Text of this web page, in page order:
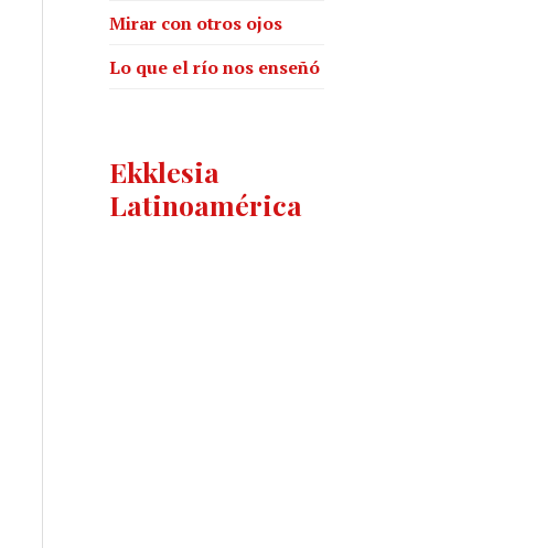
Mirar con otros ojos
Lo que el río nos enseñó
Ekklesia
Latinoamérica